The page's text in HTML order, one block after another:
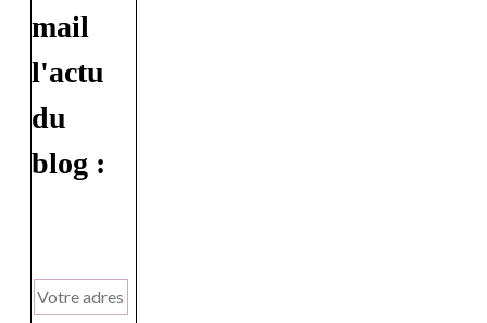
mail
l'actu
du
blog :